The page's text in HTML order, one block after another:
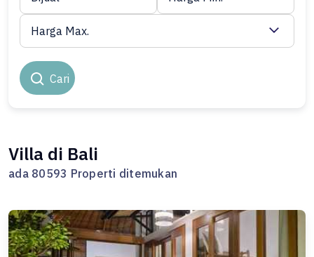
Cari
Harga Max.
Villa di Bali
ada 80593 Properti ditemukan